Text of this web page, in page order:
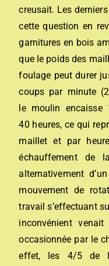
creusait. Les
cette question en
garnitures en bois
que le poids des
foulage peut durer
coups par minute
le moulin
40 heures, ce qui
maillet et par
échauffement de
alternativement
mouvement de
travail s’effectuant
inconvénient
occasionnée par le
effet, les 4/5 de